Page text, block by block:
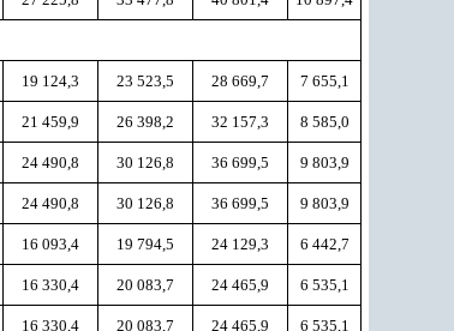
19 124,3 23 523,5 28 669,7 7 655,1
21 459,9 26 398,2 32 157,3 8 585,0
24 490,8 30 126,8 36 699,5 9 803,9
24 490,8 30 126,8 36 699,5 9 803,9
16 093,4 19 794,5 24 129,3 6 442,7
16 330,4 20 083,7 24 465,9 6 535,1
16 330,4 20 083,7 24 465,9 6 535,1